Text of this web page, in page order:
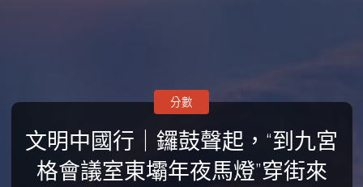
文明中國行｜鑼鼓聲起，“到九宮
格會議室東壩年夜馬燈”穿街來
分數